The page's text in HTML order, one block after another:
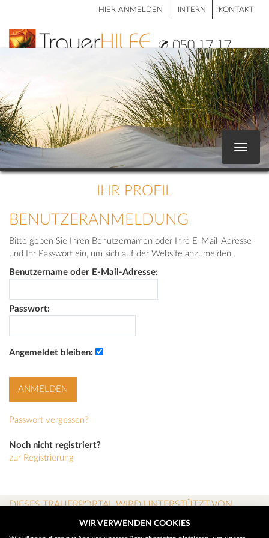
HIER ANMELDEN INTERN KONTAKT
Toggle
IHR PROFIL
BENUTZERANMELDUNG
Bitte geben Sie Ihren Benutzernamen oder Ihre E-Mail-Adresse
und Ihr Passwort ein, um sich auf der Website anzumelden.
Benutzername oder E-Mail-Adresse:
Passwort:
Angemeldet bleiben:
Passwort vergessen?
Noch nicht registriert?
zur Registrierung
DIESES TRAUERPORTAL WIRD UNTERSTÜTZT VON
WIR VERWENDEN COOKIES